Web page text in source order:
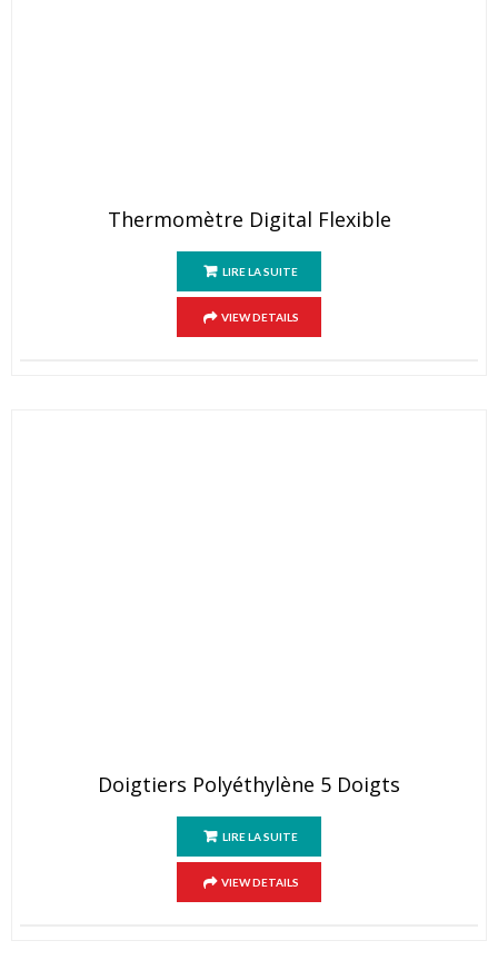
Thermomètre Digital Flexible
LIRE LA SUITE
VIEW DETAILS
Doigtiers Polyéthylène 5 Doigts
LIRE LA SUITE
VIEW DETAILS